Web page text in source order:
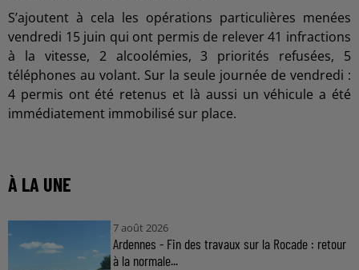
S’ajoutent à cela les opérations particulières menées
vendredi 15 juin qui ont permis de relever 41 infractions
à la vitesse, 2 alcoolémies, 3 priorités refusées, 5
téléphones au volant. Sur la seule journée de vendredi :
4 permis ont été retenus et là aussi un véhicule a été
immédiatement immobilisé sur place.
À LA UNE
7 août 2026
Ardennes - Fin des travaux sur la Rocade : retour
à la normale...